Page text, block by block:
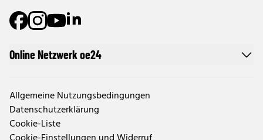
Online Netzwerk oe24
Allgemeine Nutzungsbedingungen
Datenschutzerklärung
Cookie-Liste